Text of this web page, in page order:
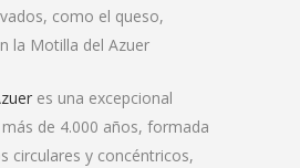
como el queso,
la Motilla del Azuer
es una excepcional
de 4.000 años, formada
circu­lares y concéntricos,